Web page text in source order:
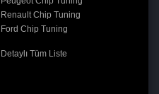
Renault Chip Tuning
Ford Chip Tuning
Detaylı Tüm Liste